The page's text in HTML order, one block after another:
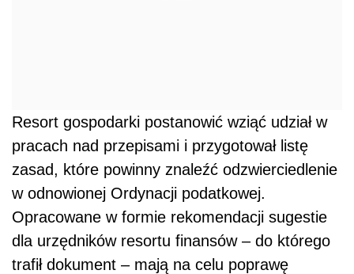
Resort gospodarki postanowić wziąć udział w
pracach nad przepisami i przygotował listę
zasad, które powinny znaleźć odzwierciedlenie
w odnowionej Ordynacji podatkowej.
Opracowane w formie rekomendacji sugestie
dla urzędników resortu finansów – do którego
trafił dokument – mają na celu poprawę